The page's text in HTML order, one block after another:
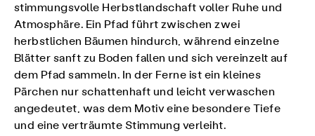
stimmungsvolle Herbstlandschaft voller Ruhe und
Atmosphäre. Ein Pfad führt zwischen zwei
herbstlichen Bäumen hindurch, während einzelne
Blätter sanft zu Boden fallen und sich vereinzelt auf
dem Pfad sammeln. In der Ferne ist ein kleines
Pärchen nur schattenhaft und leicht verwaschen
angedeutet, was dem Motiv eine besondere Tiefe
und eine verträumte Stimmung verleiht.